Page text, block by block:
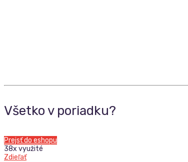
Všetko v poriadku?
Prejsť do eshopu
38x využité
Zdieľať